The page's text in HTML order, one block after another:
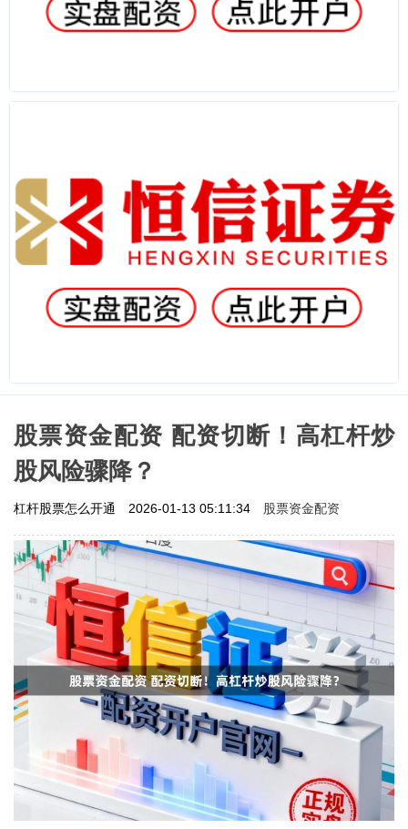
股票资金配资 配资切断！高杠杆炒
股风险骤降？
杠杆股票怎么开通 2026-01-13 05:11:34 股票资金配资